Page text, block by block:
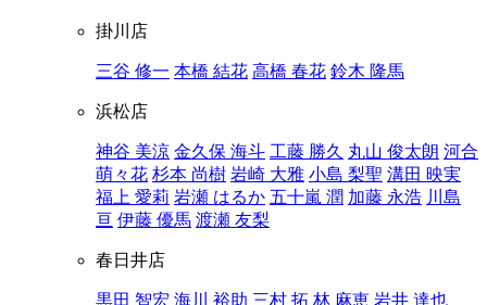
掛川店
三谷 修一 本橋 結花 高橋 春花 鈴木 隆馬
浜松店
神谷 美涼 金久保 海斗 工藤 勝久 丸山 俊太朗 河合
萌々花 杉本 尚樹 岩崎 大雅 小島 梨聖 溝田 映実
福上 愛莉 岩瀬 はるか 五十嵐 潤 加藤 永浩 川島
亘 伊藤 優馬 渡瀬 友梨
春日井店
黒田 智宏 海川 裕助 三村 拓 林 麻恵 岩井 達也